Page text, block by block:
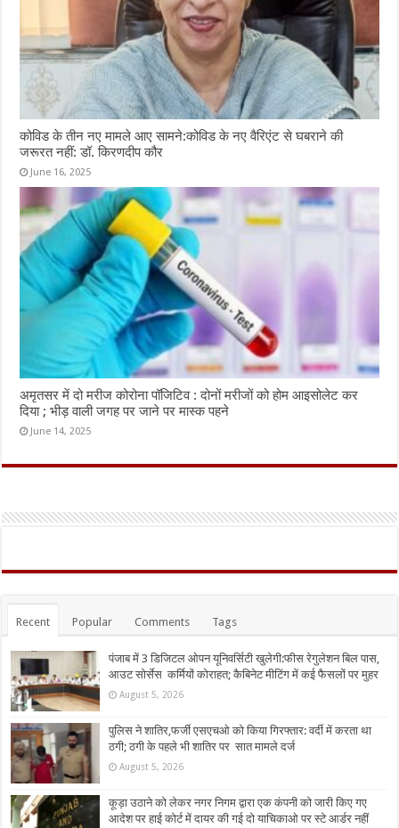
कोविड के तीन नए मामले आए सामने:कोविड के नए वैरिएंट से घबराने की
जरूरत नहीं: डॉ. किरणदीप कौर
June 16, 2025
अमृतसर में दो मरीज कोरोना पॉजिटिव : दोनों मरीजों को होम आइसोलेट कर
दिया ; भीड़ वाली जगह पर जाने पर मास्क पहने
June 14, 2025
Recent Popular Comments Tags
पंजाब में 3 डिजिटल ओपन यूनिवर्सिटी खुलेगी:फीस रेगुलेशन बिल पास,
आउट सोर्सेस कर्मियों कोराहत; कैबिनेट मीटिंग में कई फैसलों पर मुहर
August 5, 2026
पुलिस ने शातिर,फर्जी एसएचओ को किया गिरफ्तार: वर्दी में करता था
ठगी; ठगी के पहले भी शातिर पर सात मामले दर्ज
August 5, 2026
कूड़ा उठाने को लेकर नगर निगम द्वारा एक कंपनी को जारी किए गए
आदेश पर हाई कोर्ट में दायर की गई दो याचिकाओ पर स्टे आर्डर नहीं